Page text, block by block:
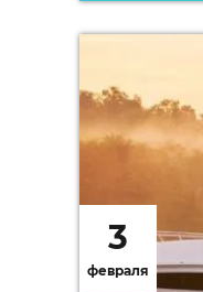
3
февраля